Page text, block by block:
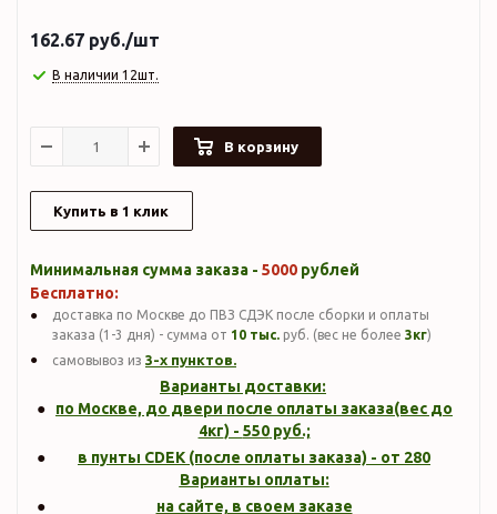
162.67 руб./шт
В наличии 12шт.
В корзину
Купить в 1 клик
Минимальная сумма заказа - 5000 рублей
Бесплатно:
доставка по Москве до ПВЗ СДЭК после сборки и оплаты
заказа (1-3 дня) - сумма от 10 тыс. руб. (вес не более 3кг)
самовывоз из 3-х пунктов.
Варианты доставки:
по Москве, до двери после оплаты заказа(вес до
4кг) - 550руб.;
в пунты CDEK (после оплаты заказа) - от 280
Варианты оплаты:
на сайте, в своем заказе